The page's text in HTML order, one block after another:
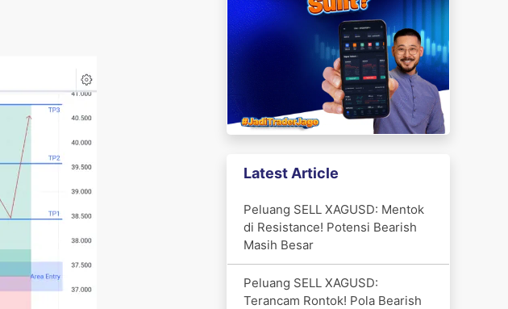
Latest Article
Peluang SELL XAGUSD: Mentok
di Resistance! Potensi Bearish
Masih Besar
Peluang SELL XAGUSD:
Terancam Rontok! Pola Bearish